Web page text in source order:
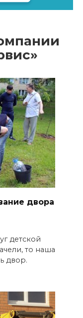
двора
детской
то наша
двор.